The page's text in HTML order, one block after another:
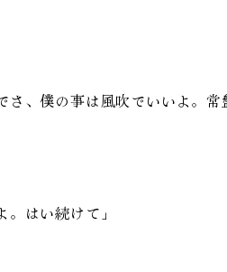
さ、僕の事は風吹でいいよ。
はい続けて」